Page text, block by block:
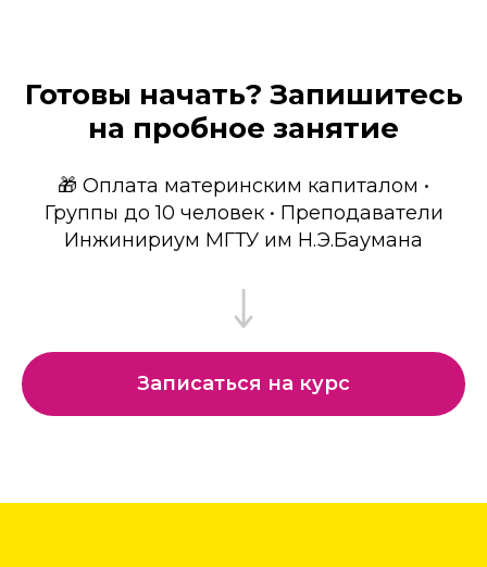
Готовы начать? Запишитесь
на пробное занятие
🎁 Оплата материнским капиталом •
Группы до 10 человек • Преподаватели
Инжинириум МГТУ им Н.Э.Баумана
Записаться на курс